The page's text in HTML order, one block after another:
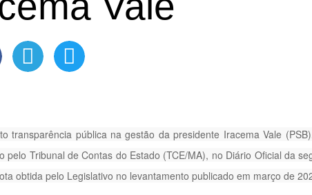
transparência pública na gestão da presidente Iracema Vale
Tribunal de Contas do Estado (TCE/MA), no Diário Oficial da
obtida pelo Legislativo no levantamento publicado em março de